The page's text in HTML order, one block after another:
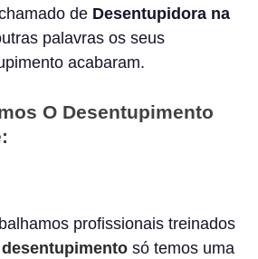
de Desentupidora na
palavras os seus
acabaram.
O Desentupimento
profissionais treinados
desentupimento só temos uma